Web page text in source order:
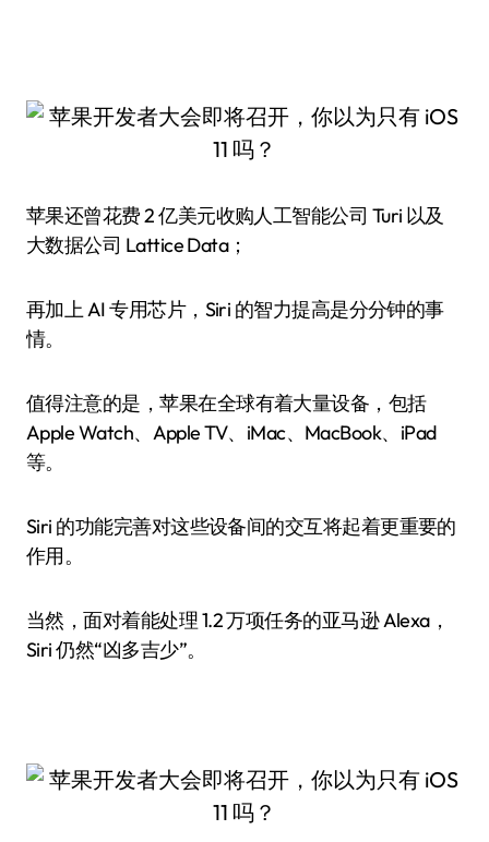
苹果还曾花费 2 亿美元收购人工智能公司 Turi 以及
大数据公司 Lattice Data；
再加上 AI 专用芯片，Siri 的智力提高是分分钟的事
情。
值得注意的是，苹果在全球有着大量设备，包括
Apple Watch、Apple TV、iMac、MacBook、iPad
等。
Siri 的功能完善对这些设备间的交互将起着更重要的
作用。
当然，面对着能处理 1.2 万项任务的亚马逊 Alexa，
Siri 仍然“凶多吉少”。